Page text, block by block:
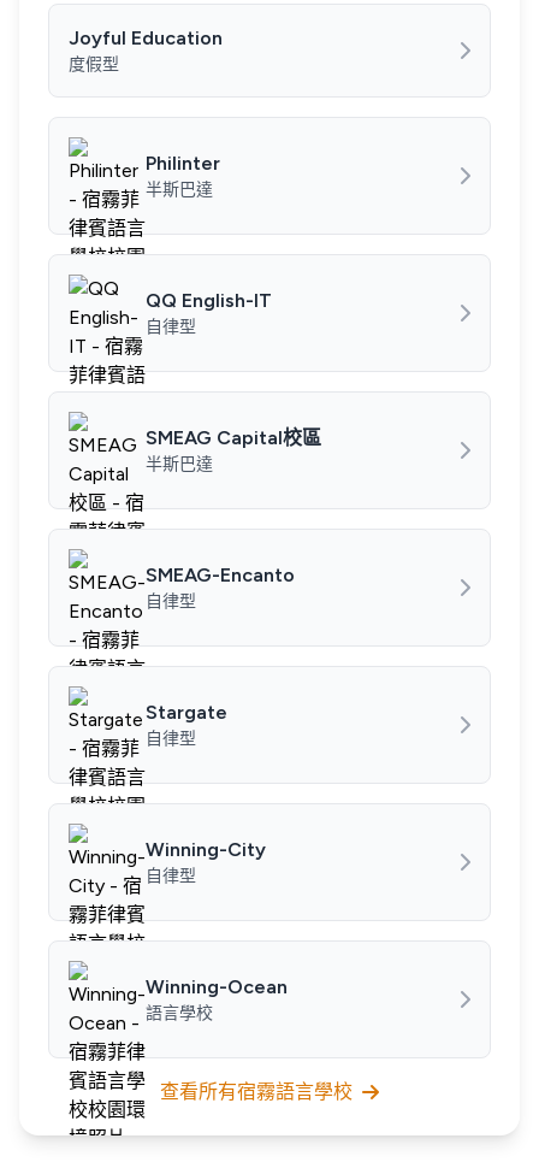
Joyful Education
度假型
Philinter
半斯巴達
QQ English-IT
自律型
SMEAG Capital校區
半斯巴達
SMEAG-Encanto
自律型
Stargate
自律型
Winning-City
自律型
Winning-Ocean
語言學校
查看所有宿霧語言學校